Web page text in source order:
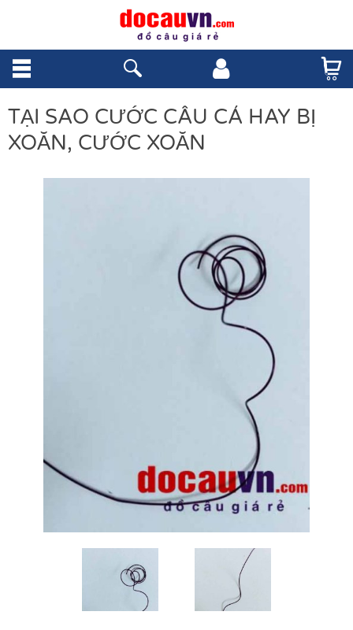
TẠI SAO CƯỚC CÂU CÁ HAY BỊ
XOĂN, CƯỚC XOĂN